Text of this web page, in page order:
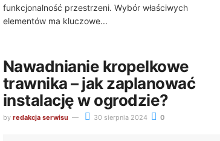
funkcjonalność przestrzeni. Wybór właściwych
elementów ma kluczowe...
Nawadnianie kropelkowe
trawnika – jak zaplanować
instalację w ogrodzie?
by redakcja serwisu 30 sierpnia 2024 0